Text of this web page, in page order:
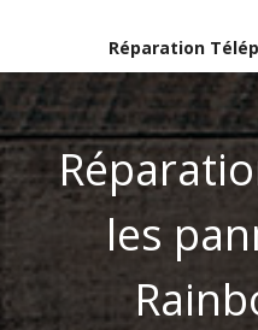
Réparation
les